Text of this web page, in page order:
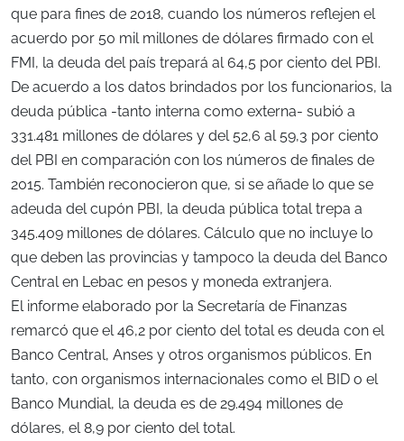
que para fines de 2018, cuando los números reflejen el
acuerdo por 50 mil millones de dólares firmado con el
FMI, la deuda del país trepará al 64,5 por ciento del PBI.
De acuerdo a los datos brindados por los funcionarios, la
deuda pública -tanto interna como externa- subió a
331.481 millones de dólares y del 52,6 al 59,3 por ciento
del PBI en comparación con los números de finales de
2015. También reconocieron que, si se añade lo que se
adeuda del cupón PBI, la deuda pública total trepa a
345.409 millones de dólares. Cálculo que no incluye lo
que deben las provincias y tampoco la deuda del Banco
Central en Lebac en pesos y moneda extranjera.
El informe elaborado por la Secretaría de Finanzas
remarcó que el 46,2 por ciento del total es deuda con el
Banco Central, Anses y otros organismos públicos. En
tanto, con organismos internacionales como el BID o el
Banco Mundial, la deuda es de 29.494 millones de
dólares, el 8,9 por ciento del total.